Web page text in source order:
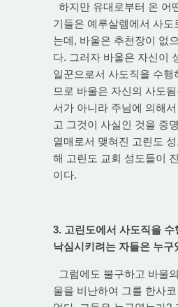
하지만 유대로부터 온 어
기들은 예루살렘에서 사
는데, 바울은 추천장이 없
다. 그러자 바울은 자신이
일꾼으로서 사도직을 수행
므로 바울은 자신의 사도
서가 아니라 주님에 의해
고 그것이 사실인 것을 증
열매로서 맺혀진 고린도
해 고린도 교회 성도들이
이다.
3. 고린도에서 사도직을
낙심시키려는 자들은 누구
그럼에도 불구하고 바울
울을 비난하여 그를 한사